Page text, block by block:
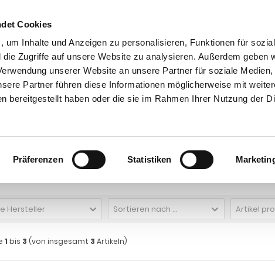
Cookies
um Inhalte und Anzeigen zu personalisieren, Funktionen für
Zugriffe auf unsere Website zu analysieren. Außerdem geben
unserer Website an unsere Partner für soziale Medien,
Partner führen diese Informationen möglicherweise mit
bereitgestellt haben oder die sie im Rahmen Ihrer Nutzung der
Präferenzen Statistiken
Kontakt 0 44 89 - 92 34 67 6 AHK-Finder Kasse
Transit Bus, Kastenwagen 2, 9- 4,6 t
Vorbereitung, Fzg, mit Euro 6,2
Hersteller Sortieren nach ... Artikel
1 bis 3 (von insgesamt 3 Artikeln)